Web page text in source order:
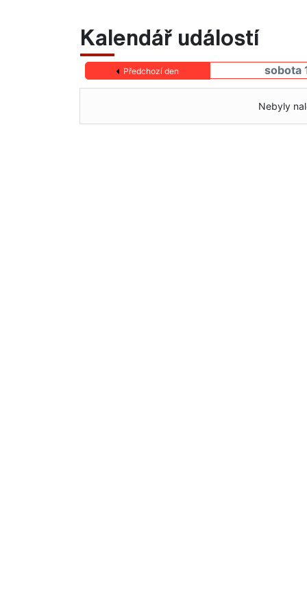
Kalendář událostí
Předchozí den sobota
Nebyly